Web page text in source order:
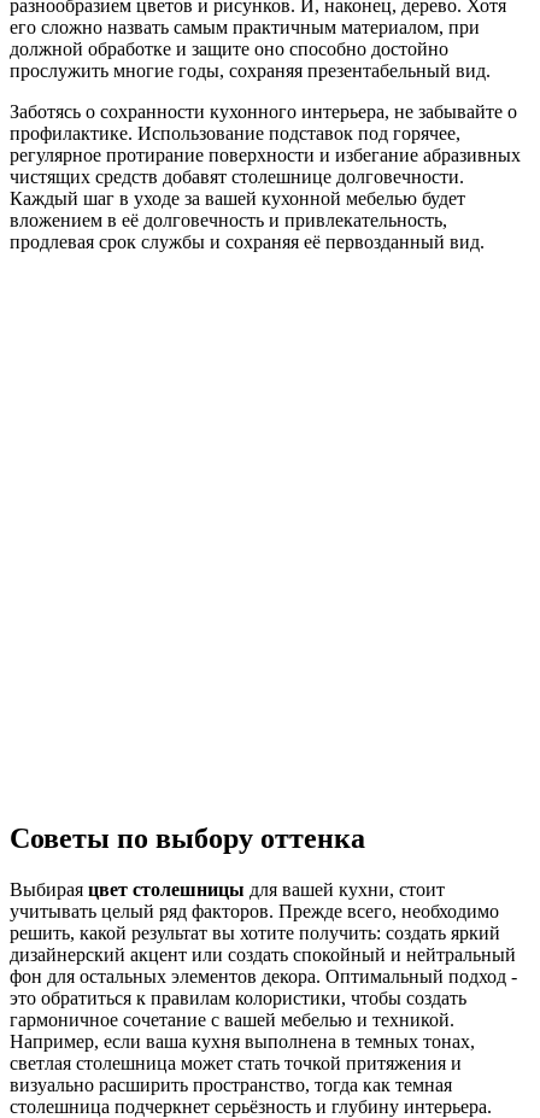
разнообразием цветов и рисунков. И, наконец, дерево. Хотя
его сложно назвать самым практичным материалом, при
должной обработке и защите оно способно достойно
прослужить многие годы, сохраняя презентабельный вид.
Заботясь о сохранности кухонного интерьера, не забывайте о
профилактике. Использование подставок под горячее,
регулярное протирание поверхности и избегание абразивных
чистящих средств добавят столешнице долговечности.
Каждый шаг в уходе за вашей кухонной мебелью будет
вложением в её долговечноcть и привлекательность,
продлевая срок службы и сохраняя её первозданный вид.
Советы по выбору оттенка
Выбирая цвет столешницы для вашей кухни, стоит
учитывать целый ряд факторов. Прежде всего, необходимо
решить, какой результат вы хотите получить: создать яркий
дизайнерский акцент или создать спокойный и нейтральный
фон для остальных элементов декора. Оптимальный подход -
это обратиться к правилам колористики, чтобы создать
гармоничное сочетание с вашей мебелью и техникой.
Например, если ваша кухня выполнена в темных тонах,
светлая столешница может стать точкой притяжения и
визуально расширить пространство, тогда как темная
столешница подчеркнет серьёзность и глубину интерьера.